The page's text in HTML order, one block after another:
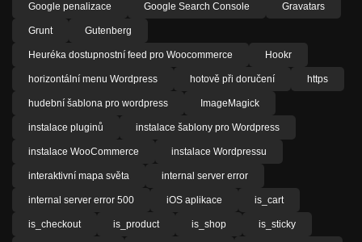
Google penalizace Google Search Console Gravatars
Grunt Gutenberg
Heuréka dostupnostní feed pro Woocommerce Hookr
horizontální menu Wordpress hotově při doručení https
hudební šablona pro wordpress ImageMagick
instalace pluginů instalace šablony pro Wordpress
instalace WooCommerce instalace Wordpressu
interaktivní mapa světa internal server error
internal server error 500 iOS aplikace is_cart
is_checkout is_product is_shop is_sticky